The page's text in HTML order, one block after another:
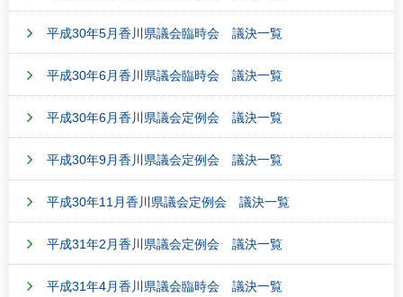
平成30年5月香川県議会臨時会 議決一覧
平成30年6月香川県議会臨時会 議決一覧
平成30年6月香川県議会定例会 議決一覧
平成30年9月香川県議会定例会 議決一覧
平成30年11月香川県議会定例会 議決一覧
平成31年2月香川県議会定例会 議決一覧
平成31年4月香川県議会臨時会 議決一覧